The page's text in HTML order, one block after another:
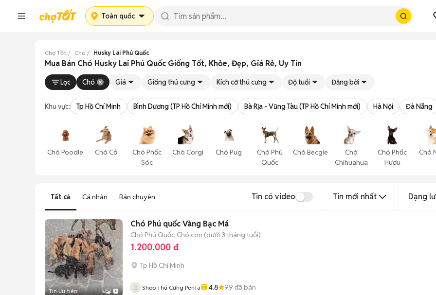
Toàn quốc
Chợ Tốt Chó Husky Lai Phú Quốc
Mua Bán Chó Husky Lai Phú Quốc Giống Tốt, Khỏe, Đẹp, Giá Rẻ, Uy Tín
Lọc Chó Giá Giống thú cưng Kích cỡ thú cưng Độ tuổi Đăng bởi
Khu vực: Tp Hồ Chí Minh Bình Dương (TP Hồ Chí Minh mới) Bà Rịa - Vũng Tàu (TP Hồ Chí Minh mới) Hà Nội Đà Nẵng
Chó Poodle Chó Cỏ
Chó Phốc
Sóc
Chó Corgi Chó Pug
Chó Phú
Quốc
Chó Becgie
Chó
Chihuahua
Chó Phốc
Hươu
Chó
Tất cả Cá nhân Bán chuyên Tin có video Tin mới nhất Dạng
Tin ưu tiên 5
Chó Phú quốc Vàng Bạc Má
Chó Phú Quốc Chó con (dưới 3 tháng tuổi)
1.200.000 đ
Tp Hồ Chí Minh
Shop Thú Cưng PenTa 4.8 99 đã bán